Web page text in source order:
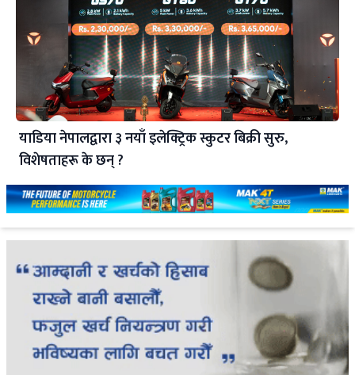
याडिया नेपालद्वारा ३ नयाँ इलेक्ट्रिक स्कुटर बिक्री सुरु,
विशेषताहरू के छन् ?